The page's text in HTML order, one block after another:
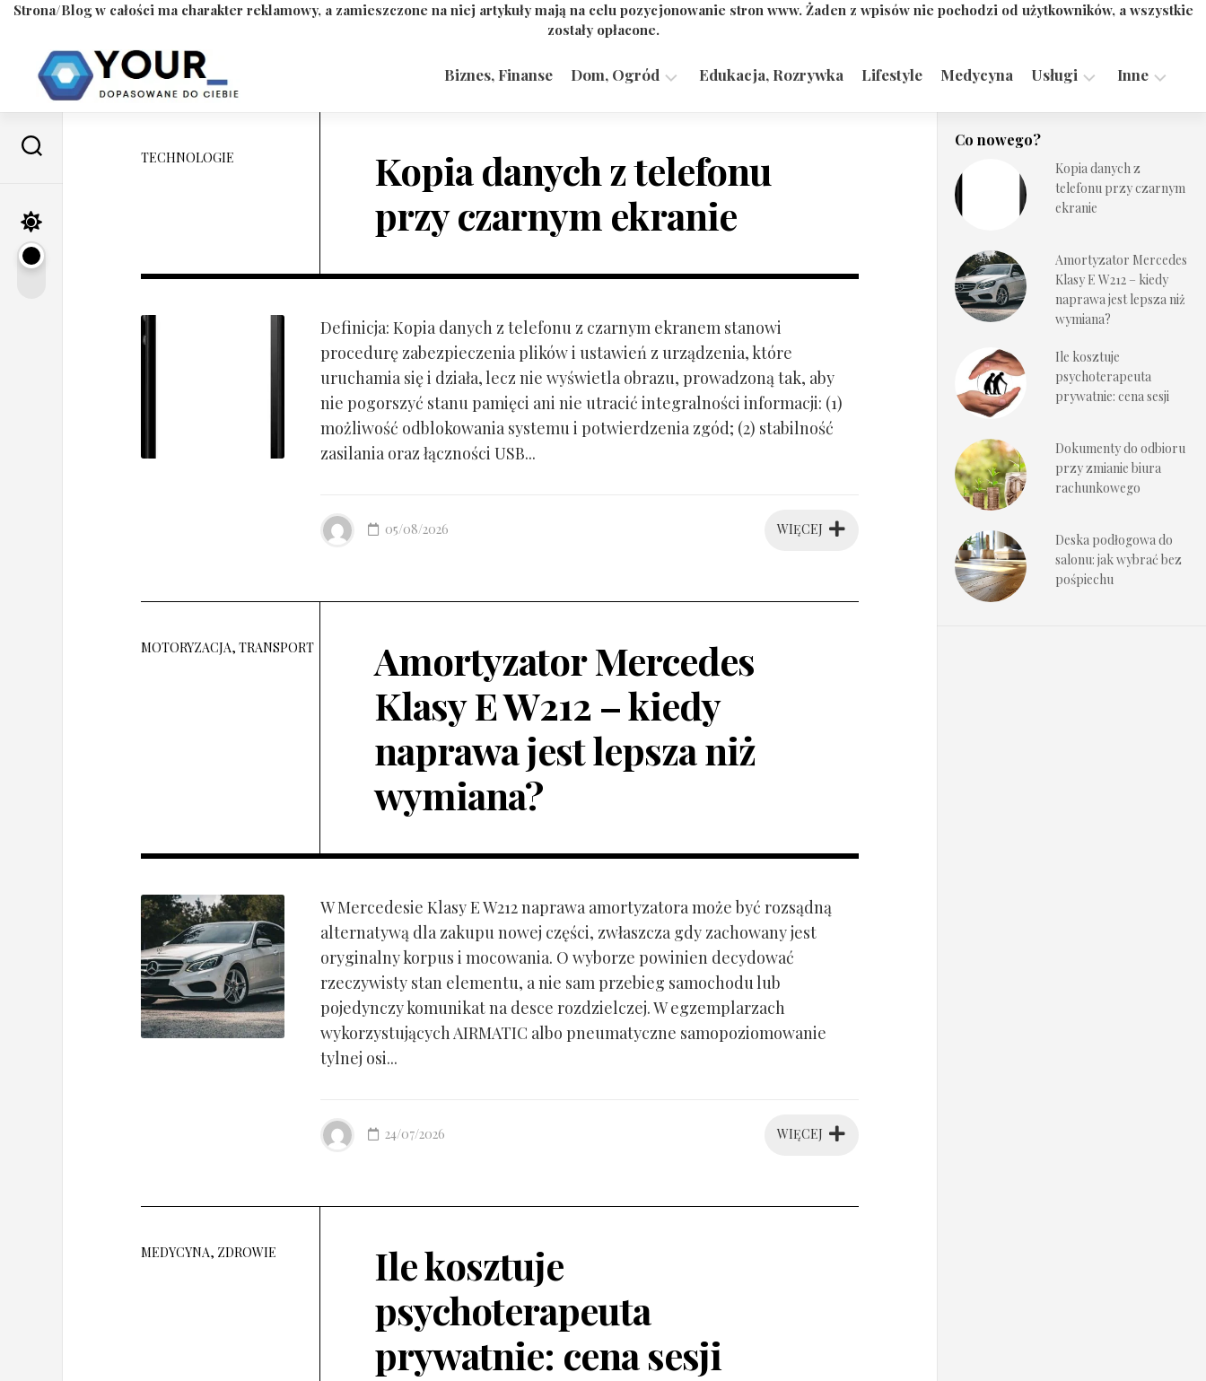
Strona/Blog w całości ma charakter reklamowy, a zamieszczone na niej artykuły mają na celu pozycjonowanie stron www. Żaden z wpisów nie pochodzi od użytkowników, a wszystkie
zostały opłacone.
content
Biznes, Finanse Dom, Ogród Edukacja, Rozrywka Lifestyle Medycyna Usługi
Technologie
Inne
TECHNOLOGIE
Kopia danych z telefonu
przy czarnym ekranie
Definicja: Kopia danych z telefonu z czarnym ekranem stanowi
procedurę zabezpieczenia plików i ustawień z urządzenia, które
uruchamia się i działa, lecz nie wyświetla obrazu, prowadzoną tak, aby
nie pogorszyć stanu pamięci ani nie utracić integralności informacji: (1)
możliwość odblokowania systemu i potwierdzenia zgód; (2) stabilność
zasilania oraz łączności USB...
WIĘCEJ
05/08/2026
MOTORYZACJA, TRANSPORT
Amortyzator Mercedes
Klasy E W212 – kiedy
naprawa jest lepsza niż
wymiana?
W Mercedesie Klasy E W212 naprawa amortyzatora może być rozsądną
alternatywą dla zakupu nowej części, zwłaszcza gdy zachowany jest
oryginalny korpus i mocowania. O wyborze powinien decydować
rzeczywisty stan elementu, a nie sam przebieg samochodu lub
pojedynczy komunikat na desce rozdzielczej. W egzemplarzach
wykorzystujących AIRMATIC albo pneumatyczne samopoziomowanie
tylnej osi...
WIĘCEJ
24/07/2026
MEDYCYNA, ZDROWIE
Ile kosztuje
psychoterapeuta
prywatnie: cena sesji
Co nowego?
Kopia danych z
telefonu przy czarnym
ekranie
Amortyzator Mercedes
Klasy E W212 – kiedy
naprawa jest lepsza niż
wymiana?
Ile kosztuje
psychoterapeuta
prywatnie: cena sesji
Dokumenty do odbioru
przy zmianie biura
rachunkowego
Deska podłogowa do
salonu: jak wybrać bez
pośpiechu